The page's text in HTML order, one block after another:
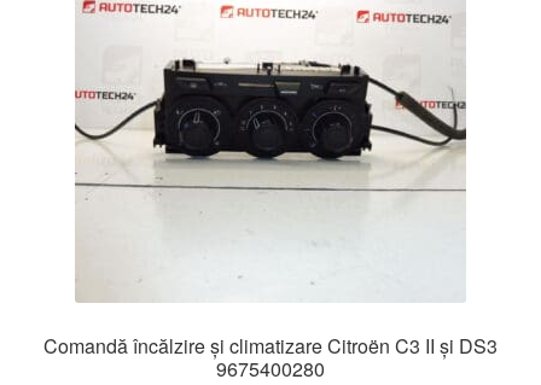
Livrare în toată lumea
Plățile
Politică de confidențialitate
Comandă încălzire și climatizare Citroën C3 II și DS3
9675400280